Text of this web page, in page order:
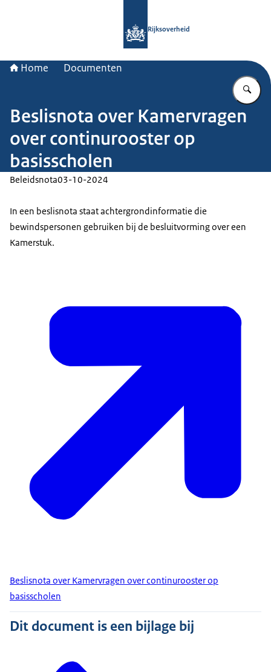
Rijksoverheid
Home Documenten
Beslisnota over Kamervragen
over continurooster op
basisscholen
Beleidsnota03-10-2024
In een beslisnota staat achtergrondinformatie die
bewindspersonen gebruiken bij de besluitvorming over een
Kamerstuk.
Beslisnota over Kamervragen over continurooster op
basisscholen
Dit document is een bijlage bij